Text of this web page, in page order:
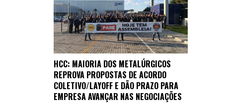
HCC: MAIORIA DOS METALÚRGICOS
REPROVA PROPOSTAS DE ACORDO
COLETIVO/LAYOFF E DÃO PRAZO PARA
EMPRESA AVANÇAR NAS NEGOCIAÇÕES